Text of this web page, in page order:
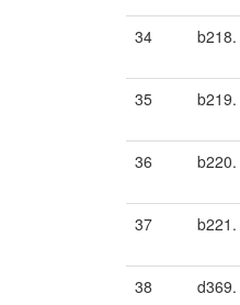
34 b218.
35 b219.
36 b220.
37 b221.
38 d369.